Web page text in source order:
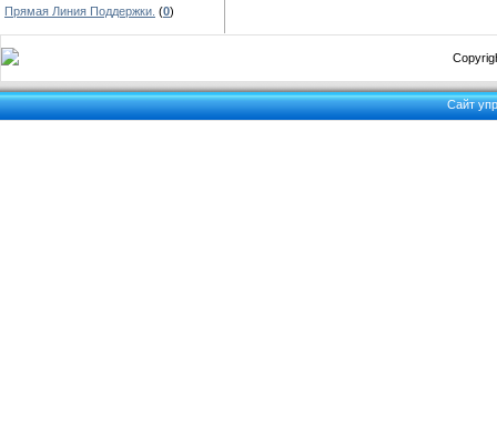
Прямая Линия Поддержки. (0)
Сайт